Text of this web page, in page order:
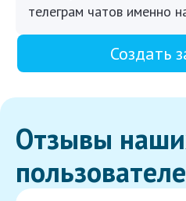
телеграм чатов именно
Создать
Отзывы